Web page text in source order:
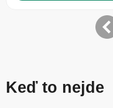
Keď to nejde